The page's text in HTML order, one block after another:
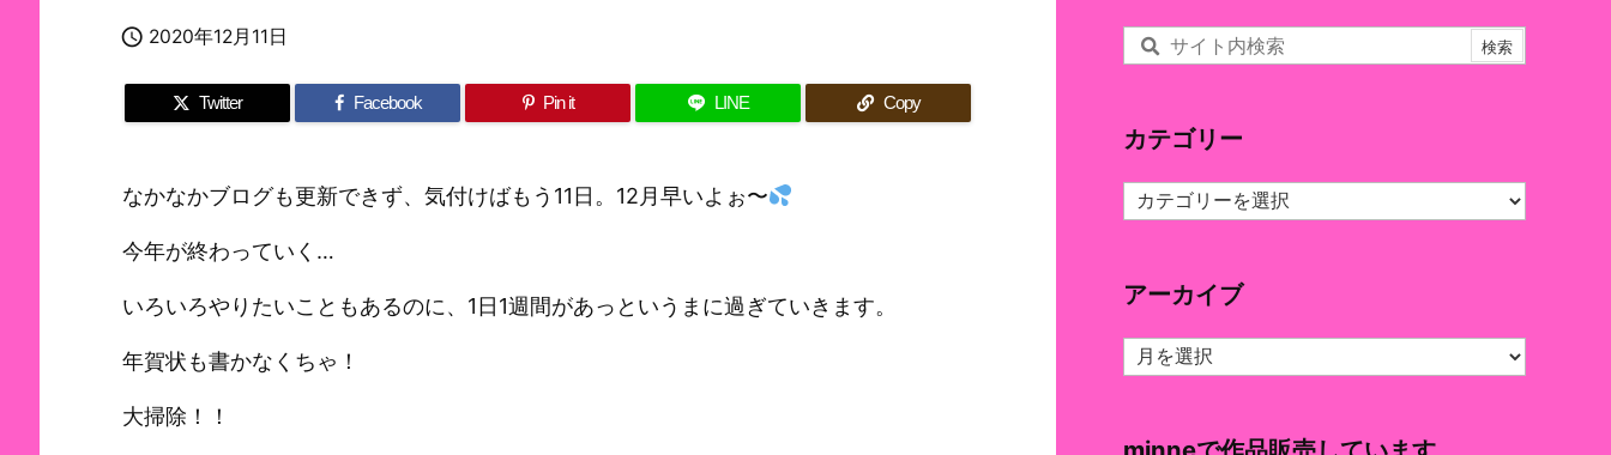
 2020年12月11日
Twitter Facebook Pin it LINE Copy
なかなかブログも更新できず、気付けばもう11日。12月早いよぉ〜
今年が終わっていく…
いろいろやりたいこともあるのに、1日1週間があっというまに過ぎていきます。
年賀状も書かなくちゃ！
大掃除！！
カテゴリー
カ
テ
ー
アーカイブ
ア
ー
ブ